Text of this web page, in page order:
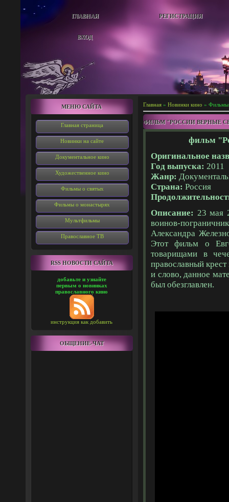
ГЛАВНАЯ РЕГИСТРАЦИЯ
ВХОД
МЕНЮ САЙТА
Главная страница
Новинки на сайте
Документальное кино
Художественное кино
Фильмы о святых
Фильмы о монастырях
Мультфильмы
Православное ТВ
RSS НОВОСТИ САЙТА
добавьте и узнайте
первым о новинках
православного кино
инструкция как добавить
ОБЩЕНИЕ-ЧАТ
Главная » Новинки кино » Фильмы
ФИЛЬМ "РОССИИ ВЕРНЫЕ
фильм
Оригинальное
Год выпуска: 2011
Жанр:
Страна: Россия
Описание: 23 мая
воинов-
Александра
Этот фильм о
товарищами в
православный
и слово, данное
был обезглавлен.